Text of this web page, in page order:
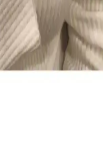
iki tüp içeren Türkiye
sunar ve güvenli
için pratiktir; bazı
bildirir, genel memnuniyet
ve Vücut Kremi: Derin
Koku